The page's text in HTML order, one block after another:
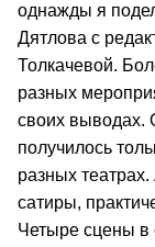
однажды я
Дятлова с
Толкачевой.
разных
своих выводах.
получилось
разных
сатиры,
Четыре сцены в